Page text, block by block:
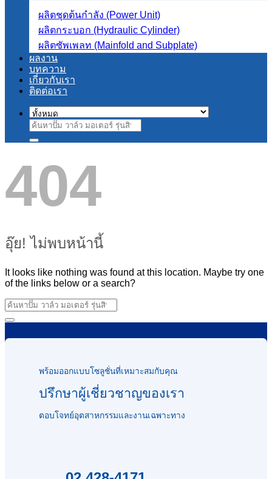
ผลิตชุดต้นกำลัง (Power Unit)
ผลิตกระบอก (Hydraulic Cylinder)
ผลิตซัพเพลท (Mainfold and Subplate)
ผลงาน
บทความ
เกี่ยวกับเรา
ติดต่อเรา
ค้นหา:
404
อุ๊ย! ไม่พบหน้านี้
It looks like nothing was found at this location. Maybe try one
of the links below or a search?
พร้อมออกแบบโซลูชั่นที่เหมาะสมกับคุณ
ปรึกษาผู้เชี่ยวชาญของเรา
ตอบโจทย์อุตสาหกรรมและงานเฉพาะทาง